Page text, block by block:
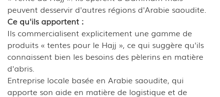
peuvent desservir d'autres régions d'Arabie saoudite.
Ce qu'ils apportent :
Ils commercialisent explicitement une gamme de
produits « tentes pour le Hajj », ce qui suggère qu'ils
connaissent bien les besoins des pèlerins en matière
d'abris.
Entreprise locale basée en Arabie saoudite, qui
apporte son aide en matière de logistique et de